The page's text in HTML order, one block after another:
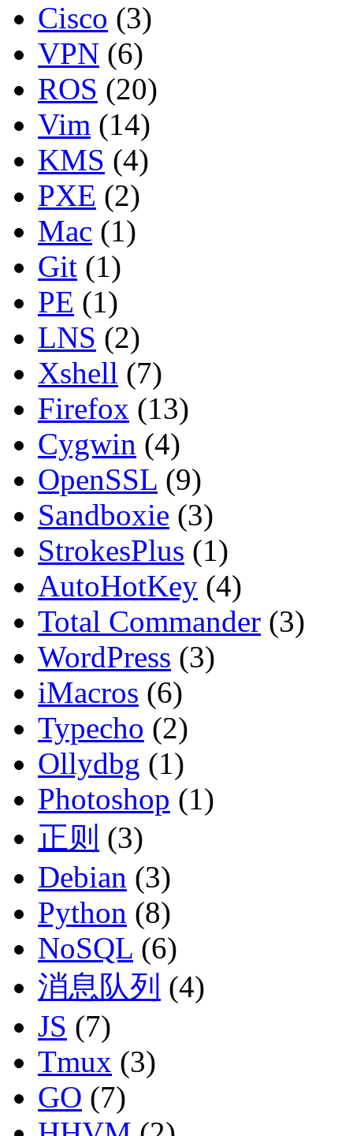
Cisco (3)
VPN (6)
ROS (20)
Vim (14)
KMS (4)
PXE (2)
Mac (1)
Git (1)
PE (1)
LNS (2)
Xshell (7)
Firefox (13)
Cygwin (4)
OpenSSL (9)
Sandboxie (3)
StrokesPlus (1)
AutoHotKey (4)
Total Commander (3)
WordPress (3)
iMacros (6)
Typecho (2)
Ollydbg (1)
Photoshop (1)
正则 (3)
Debian (3)
Python (8)
NoSQL (6)
消息队列 (4)
JS (7)
Tmux (3)
GO (7)